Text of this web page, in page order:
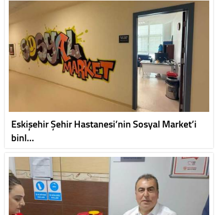
Eskişehir Şehir Hastanesi’nin Sosyal Market’i
binl…